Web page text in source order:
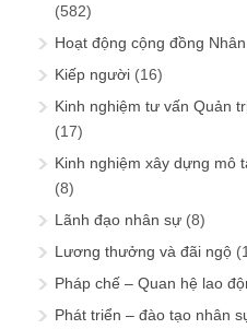
(582)
Hoạt động cộng đồng
Kiếp người (16)
Kinh nghiệm tư vấn Quản
(17)
Kinh nghiệm xây dựng mô
(8)
Lãnh đạo nhân sự (8)
Lương thưởng và đãi ngộ
Pháp chế – Quan hệ lao
Phát triển – đào tạo nhân